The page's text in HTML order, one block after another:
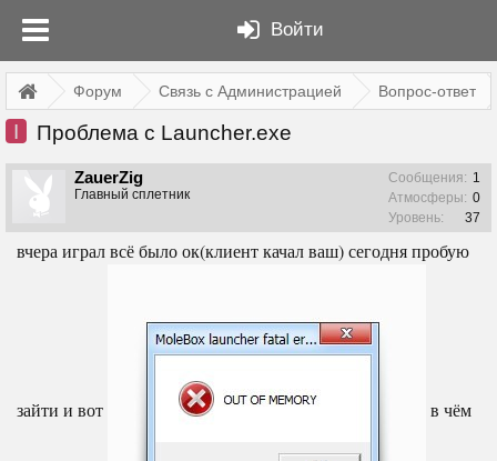
Войти
Форум Связь с Администрацией Вопрос-ответ
I Проблема с Launcher.exe
ZauerZig
Главный сплетник
Сообщения: 1
Атмосферы: 0
Уровень:
37
вчера играл всё было ок(клиент качал ваш) сегодня пробую
зайти и вот в чём